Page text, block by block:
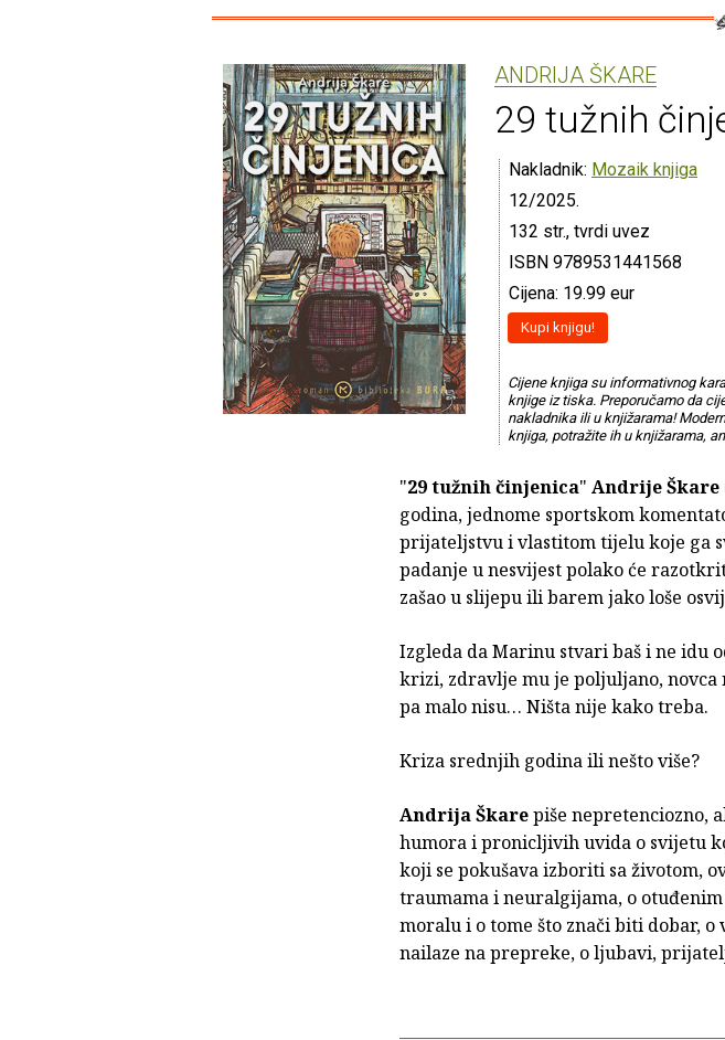
ANDRIJA ŠKARE
29 tužnih
Nakladnik: Mozaik knjiga
12/2025.
132 str., tvrdi uvez
ISBN 9789531441568
Cijena: 19.99 eur
Kupi knjigu!
Cijene knjiga su informativnog
knjige iz tiska. Preporučamo da
nakladnika ili u knjižarama!
knjiga, potražite ih u knjižarama,
"29 tužnih činjenica" Andrije Škare
godina, jednome sportskom
prijateljstvu i vlastitom tijelu koje ga
padanje u nesvijest polako će
zašao u slijepu ili barem jako loše
Izgleda da Marinu stvari baš i ne idu
krizi, zdravlje mu je poljuljano,
pa malo nisu… Ništa nije kako treba.
Kriza srednjih godina ili nešto više?
Andrija Škarepiše nepretenciozno,
humora i pronicljivih uvida o svijetu
koji se pokušava izboriti sa životom,
traumama i neuralgijama, o
moralu i o tome što znači biti dobar,
nailaze na prepreke, o ljubavi,